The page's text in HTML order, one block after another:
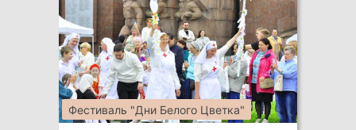
Фестиваль "Дни Белого Цветка"